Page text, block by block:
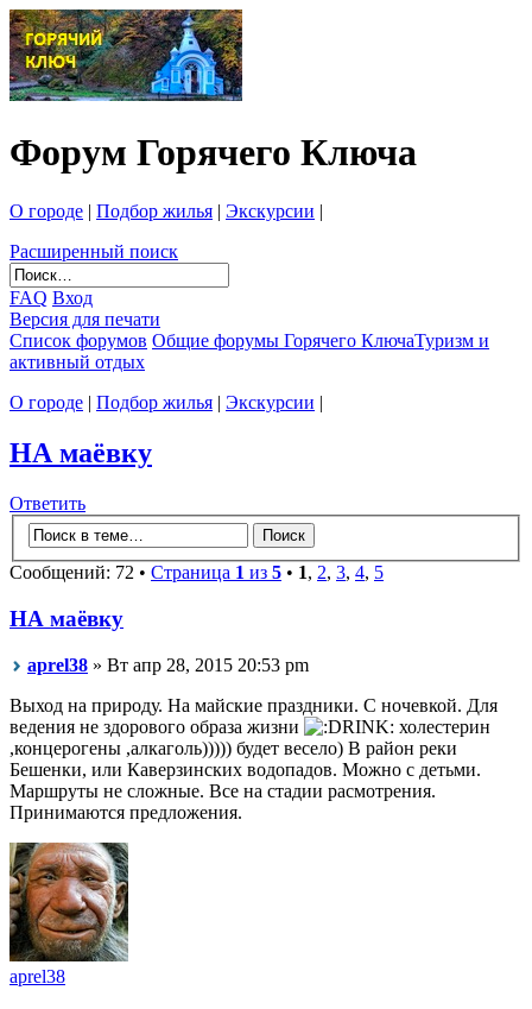
Форум Горячего Ключа
О городе | Подбор жилья | Экскурсии |
Расширенный поиск
FAQ Вход
Версия для печати
Список форумов Общие форумы Горячего КлючаТуризм и
активный отдых
О городе | Подбор жилья | Экскурсии |
НА маёвку
Ответить
Сообщений: 72 • Страница 1 из 5 • 1, 2, 3, 4, 5
НА маёвку
aprel38 » Вт апр 28, 2015 20:53 pm
Выход на природу. На майские праздники. С ночевкой. Для
ведения не здорового образа жизни
холестерин
,концерогены ,алкаголь))))) будет весело) В район реки
Бешенки, или Каверзинских водопадов. Можно с детьми.
Маршруты не сложные. Все на стадии расмотрения.
Принимаются предложения.
aprel38